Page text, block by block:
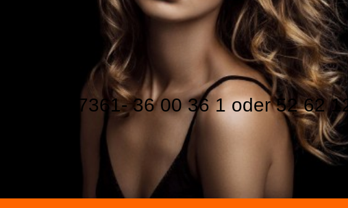
07361- 36 00 36 1 oder 52 62 12